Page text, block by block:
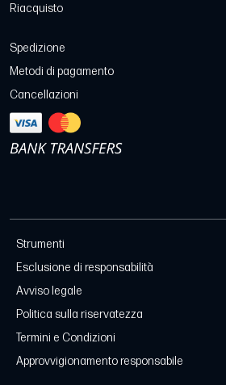
Riacquisto
Spedizione
Metodi di pagamento
Cancellazioni
Strumenti
Esclusione di responsabilità
Avviso legale
Politica sulla riservatezza
Termini e Condizioni
Approvvigionamento responsabile